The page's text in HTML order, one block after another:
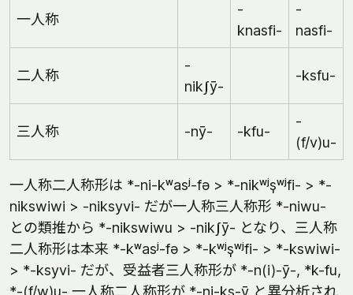
一人称
-
knasfi-
-
nasfi-
二人称
-
nikʃȳ-
-ksfu-
三人称 -nȳ- -kfu-
-
(f/v)u-
一人称二人称形は *-ni-kʷasʲ-fə > *-nikʷʲs̩ʷʲfi- > *-
nikswiwi > -niksyvi- だが一人称三人称形 *-niwu-
との類推から *-nikswiwu > -nikʃȳ- となり、三人称
二人称形は本来 *-kʷasʲ-fə > *-kʷʲs̩ʷʲfi- > *-kswiwi-
> *-ksyvi- だが、受益者三人称形が *-n(i)-ȳ-, *k-fu,
*-(f/w)u- 一人称二人称形が *-ni-ks-ȳ と異分析され